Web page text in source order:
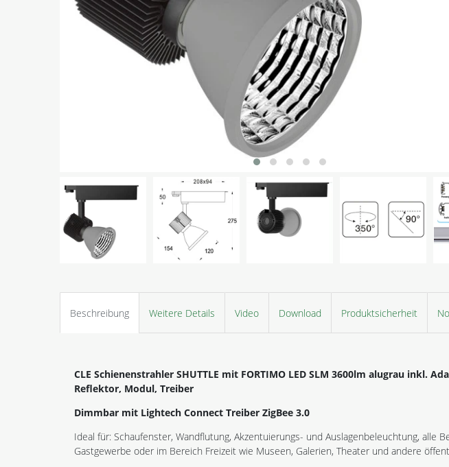
Beschreibung Weitere Details Video Download Produktsicherheit
CLE Schienenstrahler SHUTTLE mit FORTIMO LED SLM 3600lm alugrau inkl.
Reflektor, Modul, Treiber
Dimmbar mit Lightech Connect Treiber ZigBee 3.0
Ideal für: Schaufenster, Wandflutung, Akzentuierungs- und Auslagenbeleuchtung, alle
Gastgewerbe oder im Bereich Freizeit wie Museen, Galerien, Theater und andere